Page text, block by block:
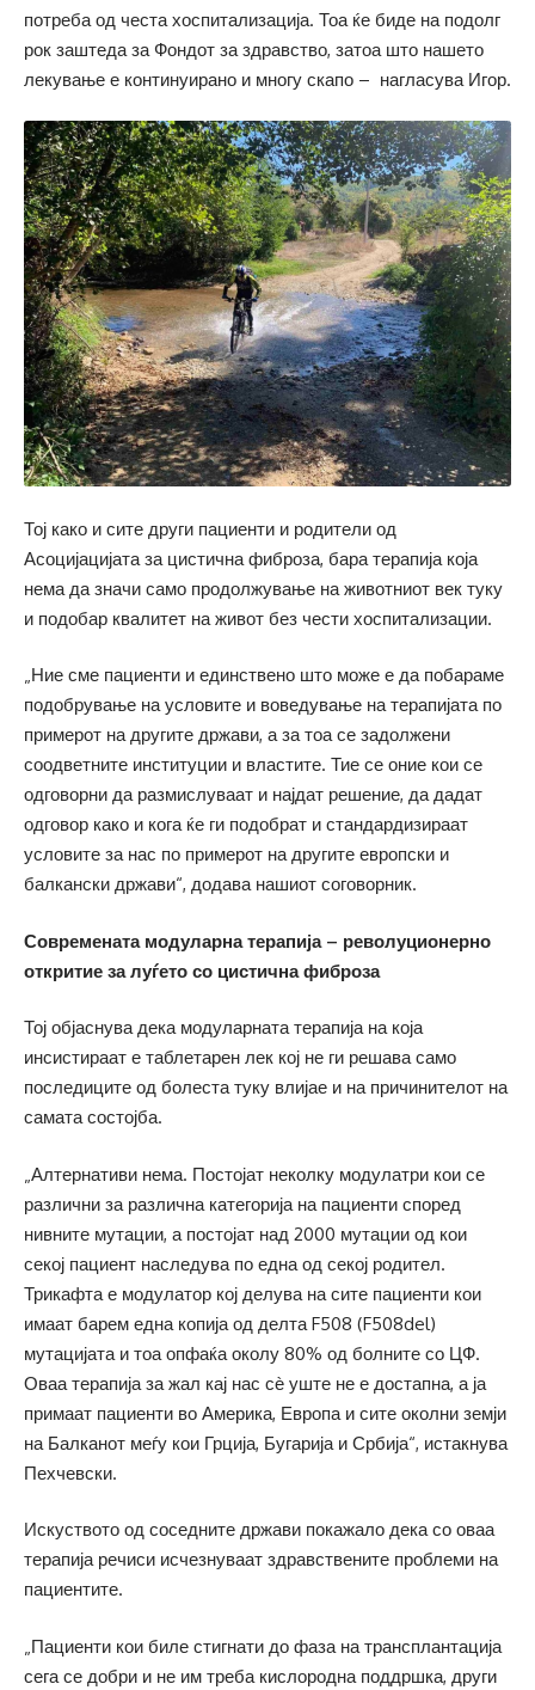
потреба од честа хоспитализација. Тоа ќе биде на подолг
рок заштеда за Фондот за здравство, затоа што нашето
лекување е континуирано и многу скапо – нагласува Игор.
Тој како и сите други пациенти и родители од
Асоцијацијата за цистична фиброза, бара терапија која
нема да значи само продолжување на животниот век туку
и подобар квалитет на живот без чести хоспитализации.
„Ние сме пациенти и единствено што може е да побараме
подобрување на условите и воведување на терапијата по
примерот на другите држави, а за тоа се задолжени
соодветните институции и властите. Тие се оние кои се
одговорни да размислуваат и најдат решение, да дадат
одговор како и кога ќе ги подобрат и стандардизираат
условите за нас по примерот на другите европски и
балкански држави“, додава нашиот соговорник.
Современата модуларна терапија – револуционерно
откритие за луѓето со цистична фиброза
Тој објаснува дека модуларната терапија на која
инсистираат е таблетарен лек кој не ги решава само
последиците од болеста туку влијае и на причинителот на
самата состојба.
„Алтернативи нема. Постојат неколку модулатри кои се
различни за различна категорија на пациенти според
нивните мутации, а постојат над 2000 мутации од кои
секој пациент наследува по една од секој родител.
Трикафта е модулатор кој делува на сите пациенти кои
имаат барем една копија од делта F508 (F508del)
мутацијата и тоа опфаќа околу 80% од болните со ЦФ.
Оваа терапија за жал кај нас сѐ уште не е достапна, а ја
примаат пациенти во Америка, Европа и сите околни земји
на Балканот меѓу кои Грција, Бугарија и Србија“, истакнува
Пехчевски.
Искуството од соседните држави покажало дека со оваа
терапија речиси исчезнуваат здравствените проблеми на
пациентите.
„Пациенти кои биле стигнати до фаза на трансплантација
сега се добри и не им треба кислородна поддршка, други